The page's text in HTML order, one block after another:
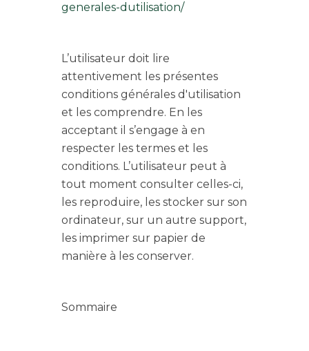
generales-dutilisation/
L’utilisateur doit lire
attentivement les présentes
conditions générales d'utilisation
et les comprendre. En les
acceptant il s’engage à en
respecter les termes et les
conditions. L’utilisateur peut à
tout moment consulter celles-ci,
les reproduire, les stocker sur son
ordinateur, sur un autre support,
les imprimer sur papier de
manière à les conserver.
Sommaire